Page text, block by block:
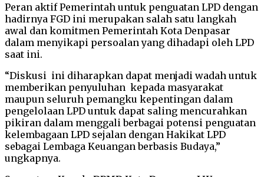
Peran aktif Pemerintah untuk penguatan LPD dengan
hadirnya FGD ini merupakan salah satu langkah
awal dan komitmen Pemerintah Kota Denpasar
dalam menyikapi persoalan yang dihadapi oleh LPD
saat ini.
“Diskusi ini diharapkan dapat menjadi wadah untuk
memberikan penyuluhan kepada masyarakat
maupun seluruh pemangku kepentingan dalam
pengelolaan LPD untuk dapat saling mencurahkan
pikiran dalam menggali berbagai potensi penguatan
kelembagaan LPD sejalan dengan Hakikat LPD
sebagai Lembaga Keuangan berbasis Budaya,”
ungkapnya.